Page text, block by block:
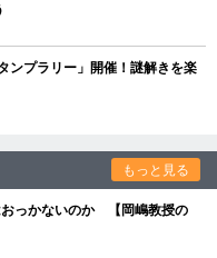
ンプラリー」開催！謎解きを楽
もっと見る
っかないのか 【岡嶋教授の